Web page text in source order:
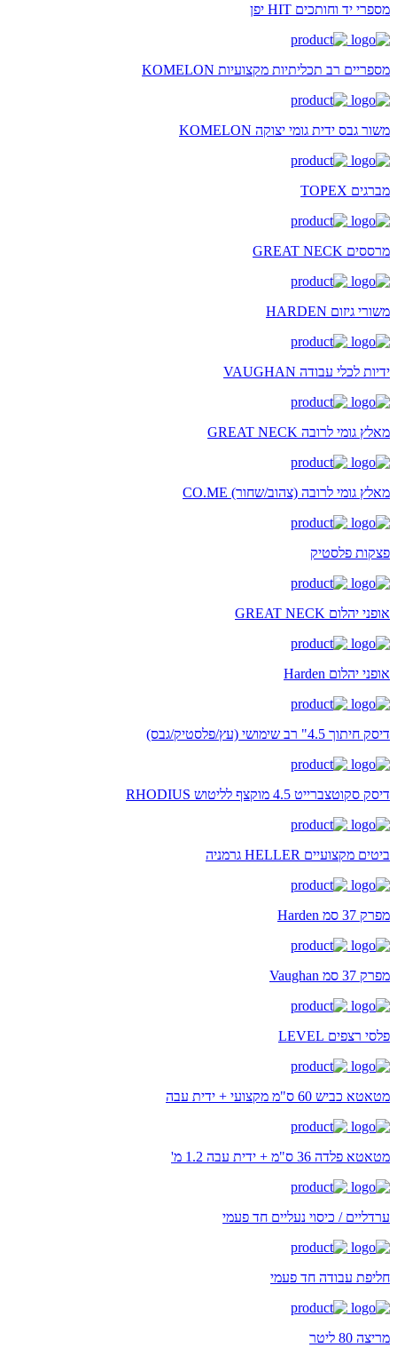
מספרי יד וחותכים HIT יפן
מספריים רב תכליתיות מקצועיות KOMELON
משור גבס ידית גומי יצוקה KOMELON
מברגים TOPEX
מרססים GREAT NECK
משורי גיזום HARDEN
ידיות לכלי עבודה VAUGHAN
מאלץ גומי לרובה GREAT NECK
מאלץ גומי לרובה (צהוב/שחור) CO.ME
פצקות פלסטיק
אופני יהלום GREAT NECK
אופני יהלום Harden
דיסק חיתוך 4.5" רב שימושי (עץ/פלסטיק/גבס)
דיסק סקוטצברייט 4.5 מוקצף לליטוש RHODIUS
ביטים מקצועיים HELLER גרמניה
מפרק 37 סמ Harden
מפרק 37 סמ Vaughan
פלסי רצפים LEVEL
מטאטא כביש 60 ס"מ מקצועי + ידית עבה
מטאטא פלדה 36 ס"מ + ידית עבה 1.2 מ'
ערדליים / כיסוי נעליים חד פעמי
חליפת עבודה חד פעמי
מריצה 80 ליטר